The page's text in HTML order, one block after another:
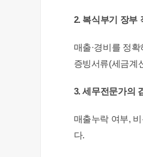
2. 복식부기 장부
매출·경비를 정
증빙서류(세금계
3. 세무전문가의
매출누락 여부,
다.